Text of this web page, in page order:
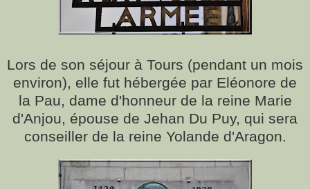
Lors de son séjour à Tours (pendant un mois
environ), elle fut hébergée par Eléonore de
la Pau, dame d'honneur de la reine Marie
d'Anjou, épouse de Jehan Du Puy, qui sera
conseiller de la reine Yolande d'Aragon.